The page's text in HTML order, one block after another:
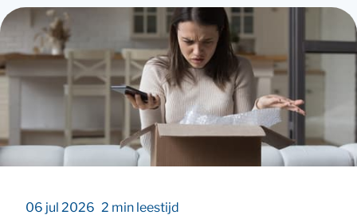
06 jul 2026 2 min leestijd